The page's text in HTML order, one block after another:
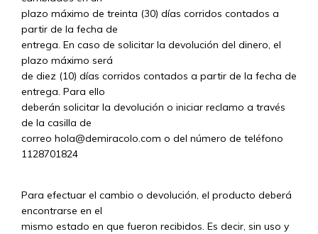
plazo máximo de treinta (30) días corridos contados a
partir de la fecha de
entrega. En caso de solicitar la devolución del dinero, el
plazo máximo será
de diez (10) días corridos contados a partir de la fecha de
entrega. Para ello
deberán solicitar la devolución o iniciar reclamo a través
de la casilla de
correo hola@demiracolo.com o del número de teléfono
1128701824
Para efectuar el cambio o devolución, el producto deberá
encontrarse en el
mismo estado en que fueron recibidos. Es decir, sin uso y